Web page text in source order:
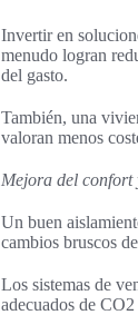
Invertir en
menudo logran
del gasto.
También, una
valoran menos
Mejora del
Un buen
cambios bruscos
Los sistemas de
adecuados de